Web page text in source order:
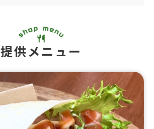
提供メニュー